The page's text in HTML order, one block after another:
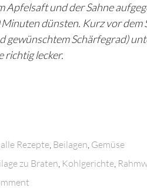
Apfelsaft und der Sahne
Minuten dünsten. Kurz vor
gewünschtem Schärfegrad)
richtig lecker.
alle Rezepte Beilagen Gemüse
zu Braten Kohlgerichte